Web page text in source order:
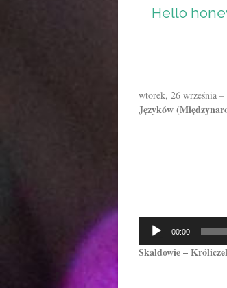
Hello
wtorek, 26 września –
Języków
Odtwarzacz
plików
dźwiękowych
00:00
Skaldowie –